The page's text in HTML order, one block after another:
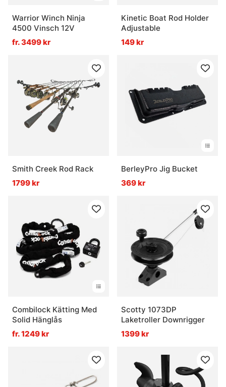
Warrior Winch Ninja
4500 Vinsch 12V
fr. 3499 kr
Kinetic Boat Rod Holder
Adjustable
149 kr
Smith Creek Rod Rack
1799 kr
BerleyPro Jig Bucket
369 kr
Combilock Kätting Med
Solid Hänglås
fr. 1249 kr
Scotty 1073DP
Laketroller Downrigger
1399 kr